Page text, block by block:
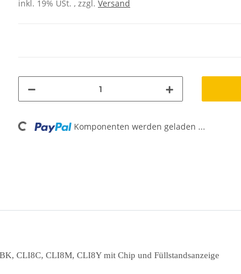
inkl. 19% USt. , zzgl. Versand
Loading... Komponenten werden geladen ...
CLI8C, CLI8M, CLI8Y mit Chip und Füllstandsanzeige